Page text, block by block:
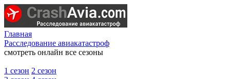
Главная
Расследование авиакатастроф
смотреть онлайн все сезоны
1 сезон 2 сезон